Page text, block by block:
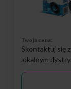
Twoja cena:
Skontaktuj się
lokalnym